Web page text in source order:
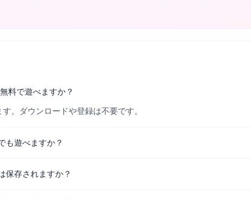
料で遊べますか？
。ダウンロードや登録は不要です。
も遊べますか？
保存されますか？